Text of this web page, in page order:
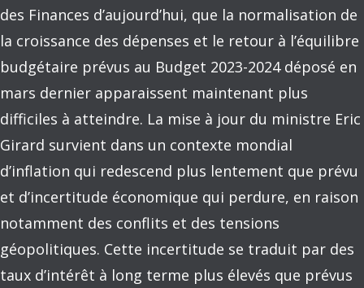
des Finances d’aujourd’hui, que la normalisation de
la croissance des dépenses et le retour à l’équilibre
budgétaire prévus au Budget 2023-2024 déposé en
mars dernier apparaissent maintenant plus
difficiles à atteindre. La mise à jour du ministre Eric
Girard survient dans un contexte mondial
d’inflation qui redescend plus lentement que prévu
et d’incertitude économique qui perdure, en raison
notamment des conflits et des tensions
géopolitiques. Cette incertitude se traduit par des
taux d’intérêt à long terme plus élevés que prévus